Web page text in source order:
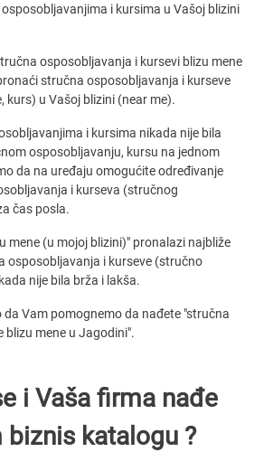
i kursima u Vašoj blizini
osposobljavanja i kursevi blizu mene
stručna osposobljavanja i kurseve
kurs) u Vašoj blizini (near me).
i kursima nikada nije bila
osposobljavanju, kursu na jednom
da na uređaju omogućite određivanje
i kurseva (stručnog
čas posla.
mene (u mojoj blizini)" pronalazi najbliže
osposobljavanja i kurseve (stručno
nije bila brža i lakša.
Vam pomognemo da nađete "stručna
blizu mene u Jagodini".
i Vaša firma nađe
biznis katalogu ?